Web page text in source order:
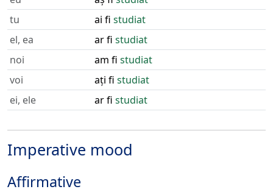
tu
ai fi studiat
el, ea
ar fi studiat
noi
am fi studiat
voi
ați fi studiat
ei, ele
ar fi studiat
Imperative mood
Affirmative